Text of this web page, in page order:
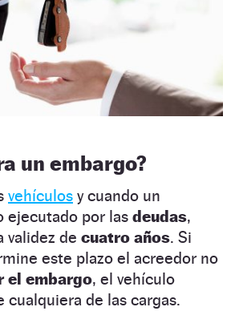
un embargo?
vehículos y cuando un
ejecutado por las deudas,
validez de cuatro años. Si
este plazo el acreedor no
el embargo, el vehículo
cualquiera de las cargas.